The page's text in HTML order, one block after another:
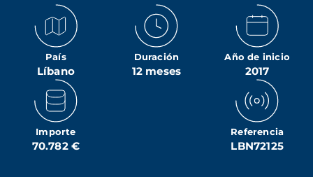
País
Líbano
Duración
12 meses
Año de inicio
2017
Importe
70.782 €
Referencia
LBN72125